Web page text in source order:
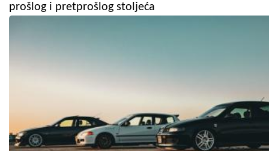
prošlog i pretprošlog stoljeća